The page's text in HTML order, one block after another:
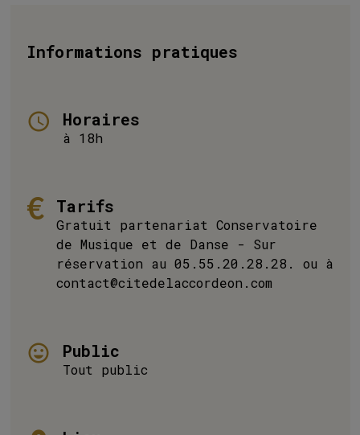
Informations pratiques
Horaires
à 18h
Tarifs
Gratuit partenariat Conservatoire
de Musique et de Danse - Sur
réservation au 05.55.20.28.28. ou à
contact@citedelaccordeon.com
Public
Tout public